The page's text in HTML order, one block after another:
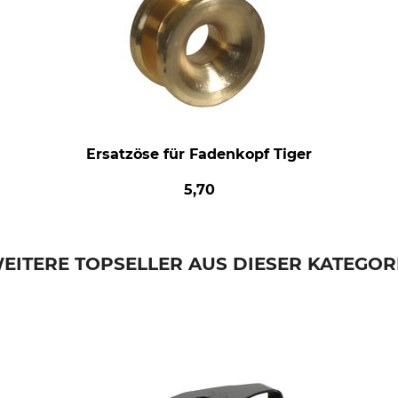
Ersatzöse für Fadenkopf Tiger
5,70
TOPSELLER AUS DIESER